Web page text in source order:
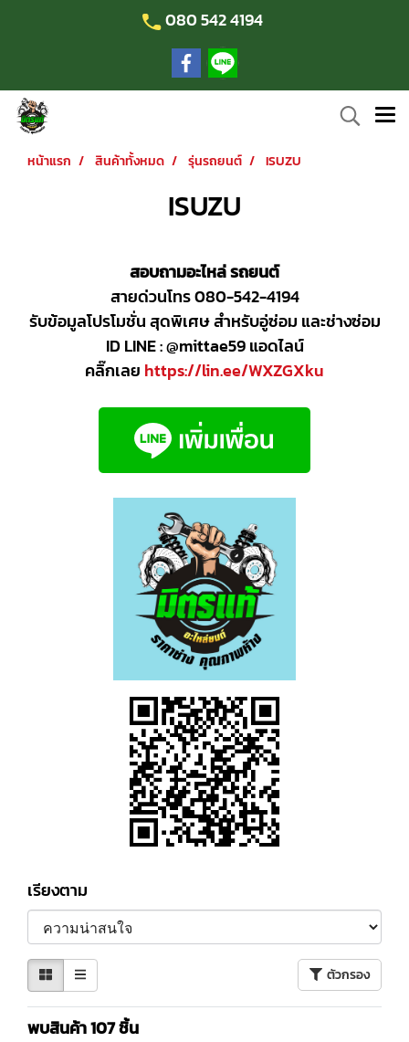
080 542 4194
หน้าแรก สินค้าทั้งหมด รุ่นรถยนต์ ISUZU
ISUZU
สอบถามอะไหล่ รถยนต์
สายด่วนโทร 080-542-4194
รับข้อมูลโปรโมชั่น สุดพิเศษ สำหรับอู่ซ่อม และช่างซ่อม
ID LINE : @mittae59 แอดไลน์
คลิ๊กเลย https://lin.ee/WXZGXku
เรียงตาม
ตัวกรอง
พบสินค้า 107 ชิ้น